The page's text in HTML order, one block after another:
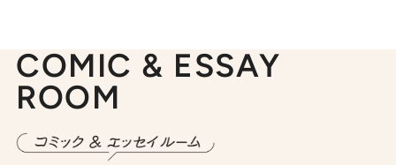
COMIC & ESSAY
ROOM